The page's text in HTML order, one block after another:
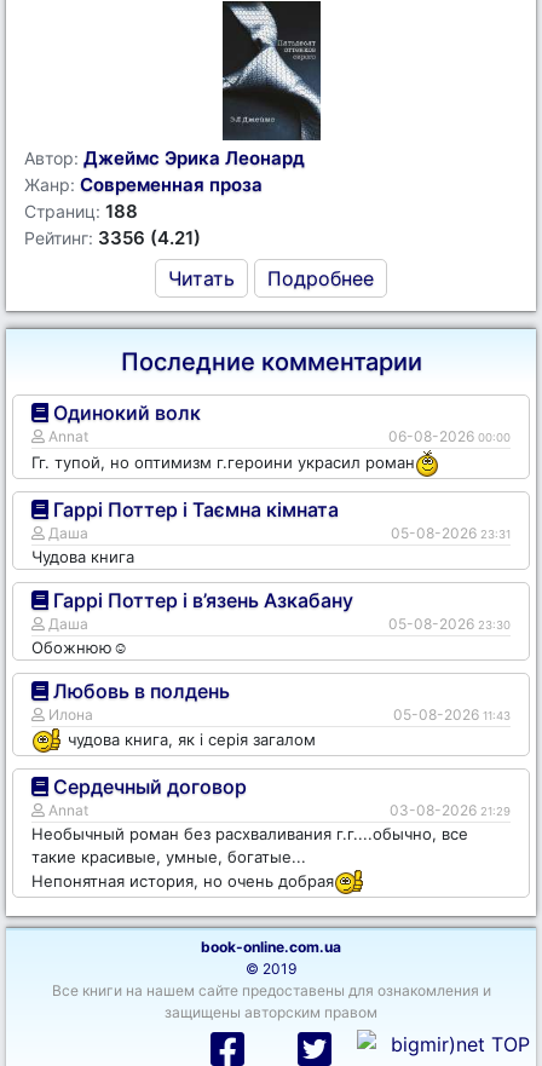
Автор: Джеймс Эрика Леонард
Жанр: Современная проза
Страниц: 188
Рейтинг: 3356 (4.21)
Читать Подробнее
Последние комментарии
Одинокий волк
Annat 06-08-2026 00:00
Гг. тупой, но оптимизм г.героини украсил роман
Гаррі Поттер і Таємна кімната
Даша 05-08-2026 23:31
Чудова книга
Гаррі Поттер і в’язень Азкабану
Даша 05-08-2026 23:30
Обожнюю☺️
Любовь в полдень
Илона 05-08-2026 11:43
чудова книга, як і серія загалом
Сердечный договор
Annat 03-08-2026 21:29
Необычный роман без расхваливания г.г....обычно, все
такие красивые, умные, богатые...
Непонятная история, но очень добрая
book-online.com.ua
© 2019
Все книги на нашем сайте предоставены для ознакомления и
защищены авторским правом